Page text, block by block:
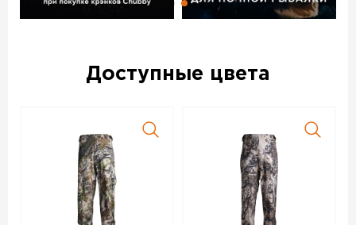
Доступные цвета